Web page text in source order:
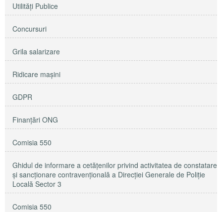
Utilităţi Publice
Concursuri
Grila salarizare
Ridicare maşini
GDPR
Finanțări ONG
Comisia 550
Ghidul de informare a cetățenilor privind activitatea de constatare
și sancționare contravențională a Direcției Generale de Poliție
Locală Sector 3
Comisia 550